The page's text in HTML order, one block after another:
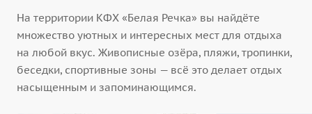
На территории КФХ «Белая Речка» вы найдёте
множество уютных и интересных мест для отдыха
на любой вкус. Живописные озёра, пляжи, тропинки,
беседки, спортивные зоны — всё это делает отдых
насыщенным и запоминающимся.